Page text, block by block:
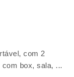
com 2
box, sala, ...